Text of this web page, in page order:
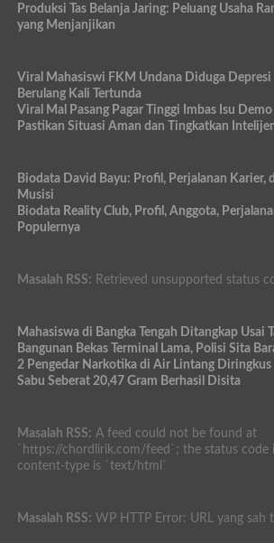
Produksi Tas Belanja Jaring: Peluang Usaha
yang Menjanjikan
Viral Mahasiswi FKM Undana Diduga Depresi
Berulang Kali Tertunda
Viral Mal Pasang Pagar Tinggi Imbas Isu
Pastikan Situasi Aman dan Tingkatkan
Biodata David Bayu: Profil, Perjalanan Karier,
Musisi
Biodata Reality Club, Profil, Anggota,
Populernya
Masalah RSS: Retrieved unsupported status
Mahasiswa di Bangka Tengah Ditangkap Usai
Bangunan Bekas Terminal Lama, Polisi Sita
2 Pengedar Narkotika di Air Lintang Diringkus
Sabu Seberat 20,47 Gram Berhasil Disita
Masalah RSS: A feed could not be found at
`https://chordlirik.com/feed`; the status code
content-type is `text/html`
Masalah RSS: WP HTTP Error: URL yang sah